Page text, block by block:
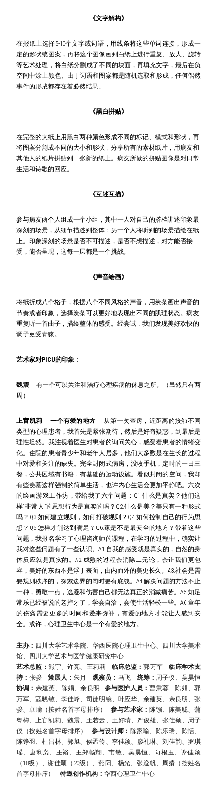
《文字解构》
在报纸上选择5-10个文字或词语，用线条将这些单词连接，形成一
定的形状或图案，再将这个图像画到白纸上进行重复、放大、旋转
等艺术处理，将白纸分割成了不同的块面，再填充文字，最后在负
空间中涂上颜色。由于词语和图案都是随机选取和形成，任何偶然
事件的形成都存在着必然结果。
《黑白拼贴》
在完整的大纸上用黑白两种颜色形成不同的标记、模式和形状，再
将图案分割成不同的大小和形状，分享所有的素材纸片，用病友和
其他人的纸片拼贴到一张新的纸上。病友所做的拼贴图像是对日常
生活和诗歌的回应。
《互述互描》
参与病友两个人组成一个小组，其中一人对自己的搭档讲述印象最
深刻的场景，从细节描述到整体；另一个人将听到的场景描绘在纸
上。印象深刻的场景是否不可描述，是否不想描述，对方能否接
受，能否呈现，这每一层都是一个挑战。
《声音绘画》
将纸折成八个格子，根据八个不同风格的声音，用炭条画出声音的
节奏或者印象，选择炭条可以更好地表现出不同的肌理状态。病友
重复听一首曲子，描绘整体的感受。经尝试，我们发现美好欢快的
调子更受青睐。
艺术家对PICU的印象：
魏震 有一个可以关注和治疗心理疾病的休息之所。（虽然只有两
周）
上官凯莉     一个有爱的地方 从第一次查房，近距离的接触不同
类型的心理患者，我首先是紧张期待，然后是好奇疑惑，到最后是
理性坦然。我注视着医生对患者的询问关心，感受着患者的情绪变
化。住院的患者青少年和老年人居多，他们大多数是在生长的过程
中对爱和关注的缺失。完全封闭式病房，没收手机，定时的一日三
餐，公共区域有书籍，有基础的运动设施。看似封闭的空间，我却
有些羡慕这样强制的简单生活，也许内心生活会更加平静吧。六次
的绘画游戏工作坊，带给我了六个问题：Q1.什么是真实？他们这
样“非常人”的思想行为是真实的吗？Q2.什么是美？美只有一种形式
吗？Q3.如何建立规则，如何打破规则？Q4.如何控制自己的行为思
想？Q5.怎样才能达到满足？Q6.家是不是最安全的地方？带着这些
问题，我报名学习了心理咨询师的课程，在学习的过程中，确实让
我对这些问题有了一些认识。A1.自我的感受就是真实的，自然的身
体反应就是真实的。A2.成熟的过程会消除二元论，会让我们更包
容，美好的东西不是浮于表面，由内而外的美更长久。A3.社会是需
要规则秩序的，探索边界的同时要有底线。A4.解决问题的方法不止
一种，勇敢一点，逃避和伤害自己都无法真正的消减痛苦。A5.知足
常乐已经被说的老掉牙了，学会自洽，会使生活轻松一些。A6.童年
的伤痛需要更多的时间和爱来弥补，有爱的地方才能让人感到安
全。或许，心理卫生中心是一个有爱的地方。
主办： 四川大学艺术学院、华西医院心理卫生中心、四川大学美术
馆、四川大学艺术与医学健康研究中心
艺术总监： 熊宇、许亮、王莉莉 临床总监：郭万军 临床学术支
持：张骏 策展人： 朱月 观察员： 马飞 统筹：
协调： 余建英、陈娟、余良明 参与医护人员：曹秉蓉、陈娟、郭
万军、寇晓敏、李佳峰、司徒明镜、叶应华、余建英、余良明、张
骏、卓瑜（按姓名首字母排序） 参与艺术家： 陈镪、陈美聪、蒲
粤梅、上官凯莉、魏震、王若云、王好晴、严俊雄、张佳颖、周子
仪（按姓名首字母排序） 参与设计师： 陈家喻、陈乐瑞、陈恬、
陈铮羽、杜昌林、郭旭、侯孟伶、李佳颖、廖礼琳、刘佳韵、罗琪
瑶、唐利枭、王裕、王郑畅翔、韦敏、吴昊恒、向根玉、谢佳颖
（18级）、谢佳颖（20级）、燕阳、杨光、张逸帆、周婧（按姓名
首字母排序） 特邀创作机构： 华西心理卫生中心